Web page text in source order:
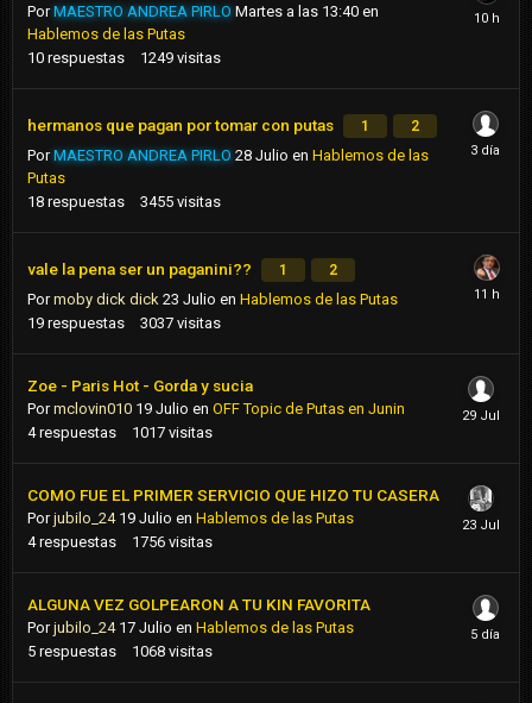
PorMAESTRO ANDREA PIRLO Martes a las 13:40 en
Hablemos de las Putas
10 respuestas 1249 visitas
hermanos que pagan por tomar con putas 1 2
PorMAESTRO ANDREA PIRLO 28 Julio en Hablemos de las
Putas
18 respuestas 3455 visitas
vale la pena ser un paganini?? 1 2
Pormoby dick dick 23 Julio en Hablemos de las Putas
19 respuestas 3037 visitas
Zoe - Paris Hot - Gorda y sucia
Pormclovin010 19 Julio en OFF Topic de Putas en Junin
4 respuestas 1017 visitas
COMO FUE EL PRIMER SERVICIO QUE HIZO TU CASERA
Porjubilo_24 19 Julio en Hablemos de las Putas
4 respuestas 1756 visitas
ALGUNA VEZ GOLPEARON A TU KIN FAVORITA
Porjubilo_24 17 Julio en Hablemos de las Putas
5 respuestas 1068 visitas